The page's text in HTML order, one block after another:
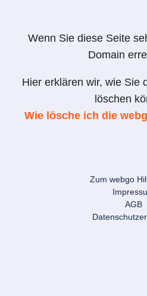
Wenn Sie diese Seite
Domain
Hier erklären wir, wie Sie
löschen
Wie lösche ich die
Zum webgo
AGB